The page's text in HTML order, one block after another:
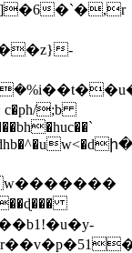
�`�,r
-
c�ph/;b
w�������